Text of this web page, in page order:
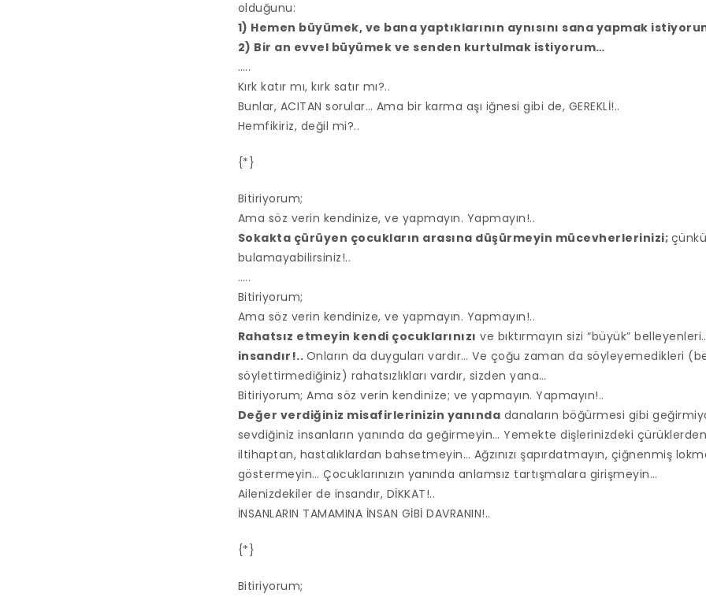
olduğunu:
1) Hemen büyümek, ve bana yaptıklarının aynısını sana yapmak
2) Bir an evvel büyümek ve senden kurtulmak istiyorum…
…..
Kırk katır mı, kırk satır mı?..
Bunlar, ACITAN sorular… Ama bir karma aşı iğnesi gibi de, GEREKLİ!..
Hemfikiriz, değil mi?..
{*}
Bitiriyorum;
Ama söz verin kendinize, ve yapmayın. Yapmayın!..
Sokakta çürüyen çocukların arasına düşürmeyin mücevherlerinizi;
bulamayabilirsiniz!..
…..
Bitiriyorum;
Ama söz verin kendinize, ve yapmayın. Yapmayın!..
Rahatsız etmeyin kendi çocuklarınızı ve bıktırmayın sizi “büyük”
insandır!.. Onların da duyguları vardır… Ve çoğu zaman da söyleyemedikleri
söylettirmediğiniz) rahatsızlıkları vardır, sizden yana…
Bitiriyorum; Ama söz verin kendinize; ve yapmayın. Yapmayın!..
Değer verdiğiniz misafirlerinizin yanında danaların böğürmesi gibi
sevdiğiniz insanların yanında da geğirmeyin… Yemekte dişlerinizdeki
iltihaptan, hastalıklardan bahsetmeyin… Ağzınızı şapırdatmayın, çiğnenmiş
göstermeyin… Çocuklarınızın yanında anlamsız tartışmalara girişmeyin…
Ailenizdekiler de insandır, DİKKAT!..
İNSANLARIN TAMAMINA İNSAN GİBİ DAVRANIN!..
{*}
Bitiriyorum;